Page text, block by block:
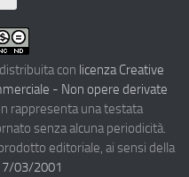
con licenza Creative
- Non opere derivate
rappresenta una testata
senza alcuna periodicità.
editoriale, ai sensi della
7/03/2001